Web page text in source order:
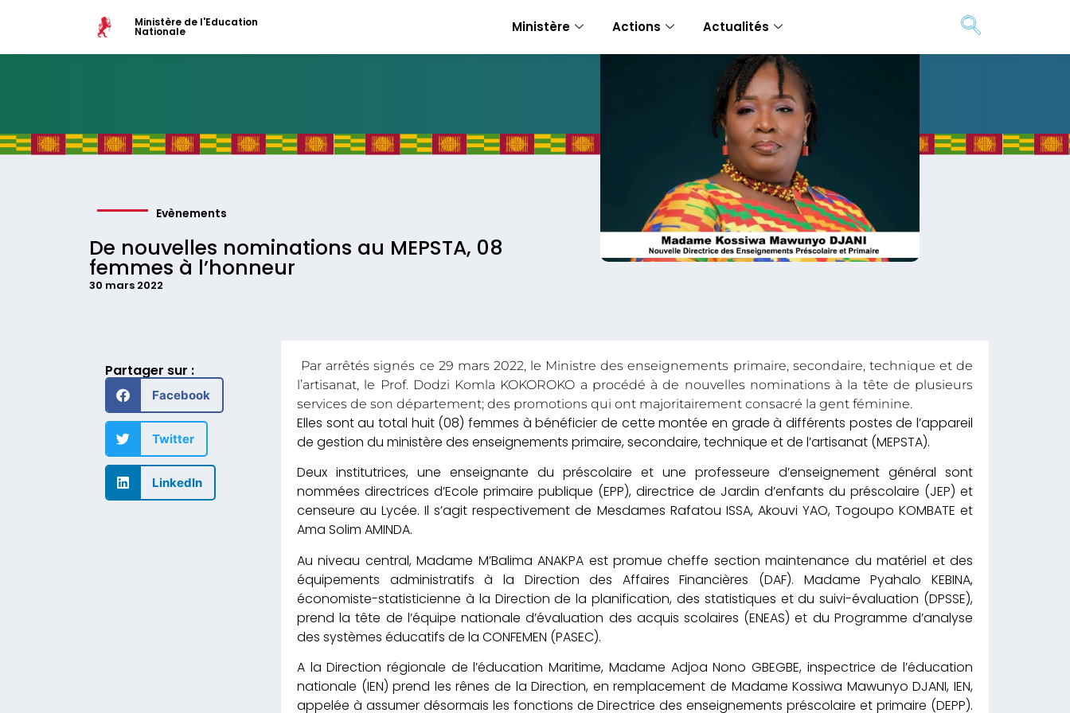
Ministère de l'Education
Nationale Ministère Actions Actualités
Evènements
De nouvelles nominations au MEPSTA, 08
femmes à l’honneur
30 mars 2022
Partager sur :
Facebook
Twitter
LinkedIn
Par arrêtés signés ce 29 mars 2022, le Ministre des enseignements primaire, secondaire, technique et de
l’artisanat, le Prof. Dodzi Komla KOKOROKO a procédé à de nouvelles nominations à la tête de plusieurs
services de son département; des promotions qui ont majoritairement consacré la gent féminine.
Elles sont au total huit (08) femmes à bénéficier de cette montée en grade à différents postes de l’appareil
de gestion du ministère des enseignements primaire, secondaire, technique et de l’artisanat (MEPSTA).
Deux institutrices, une enseignante du préscolaire et une professeure d’enseignement général sont
nommées directrices d’Ecole primaire publique (EPP), directrice de Jardin d’enfants du préscolaire (JEP) et
censeure au Lycée. Il s’agit respectivement de Mesdames Rafatou ISSA, Akouvi YAO, Togoupo KOMBATE et
Ama Solim AMINDA.
Au niveau central, Madame M’Balima ANAKPA est promue cheffe section maintenance du matériel et des
équipements administratifs à la Direction des Affaires Financières (DAF). Madame Pyahalo KEBINA,
économiste-statisticienne à la Direction de la planification, des statistiques et du suivi-évaluation (DPSSE),
prend la tête de l’équipe nationale d’évaluation des acquis scolaires (ENEAS) et du Programme d’analyse
des systèmes éducatifs de la CONFEMEN (PASEC).
A la Direction régionale de l’éducation Maritime, Madame Adjoa Nono GBEGBE, inspectrice de l’éducation
nationale (IEN) prend les rênes de la Direction, en remplacement de Madame Kossiwa Mawunyo DJANI, IEN,
appelée à assumer désormais les fonctions de Directrice des enseignements préscolaire et primaire (DEPP).